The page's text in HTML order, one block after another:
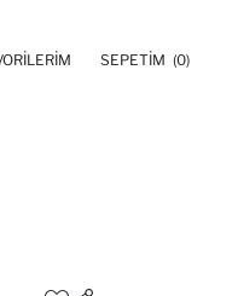
SEPETIM (0)